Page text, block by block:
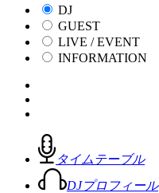
DJ
GUEST
LIVE / EVENT
INFORMATION
タイムテーブル
DJプロフィール